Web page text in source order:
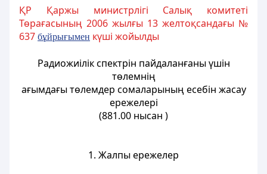
ҚР Қаржы министрлігі Салық комитеті
Төрағасының 2006 жылғы 13 желтоқсандағы №
637 бұйрығымен күші жойылды
Радиожиілік спектрін пайдаланғаны үшін
төлемнің
ағымдағы төлемдер сомаларының есебін жасау
ережелері
(881.00 нысан )
1. Жалпы ережелер